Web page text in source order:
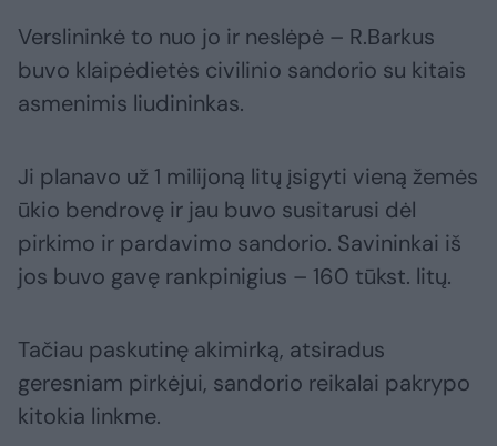
Verslininkė to nuo jo ir neslėpė – R.Barkus
buvo klaipėdietės civilinio sandorio su kitais
asmenimis liudininkas.
Ji planavo už 1 milijoną litų įsigyti vieną žemės
ūkio bendrovę ir jau buvo susitarusi dėl
pirkimo ir pardavimo sandorio. Savininkai iš
jos buvo gavę rankpinigius – 160 tūkst. litų.
Tačiau paskutinę akimirką, atsiradus
geresniam pirkėjui, sandorio reikalai pakrypo
kitokia linkme.